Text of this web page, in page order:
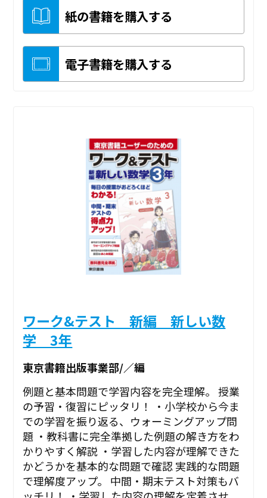
紙の書籍を購入する
電子書籍を購入する
ワーク&テスト 新編 新しい数
学 3年
東京書籍出版事業部/／編
例題と基本問題で学習内容を完全理解。 授業
の予習・復習にピッタリ！ ・小学校から今ま
での学習を振り返る、ウォーミングアップ問
題 ・教科書に完全準拠した例題の解き方をわ
かりやすく解説 ・学習した内容が理解できた
かどうかを基本的な問題で確認 実践的な問題
で理解度アップ。 中間・期末テスト対策もバ